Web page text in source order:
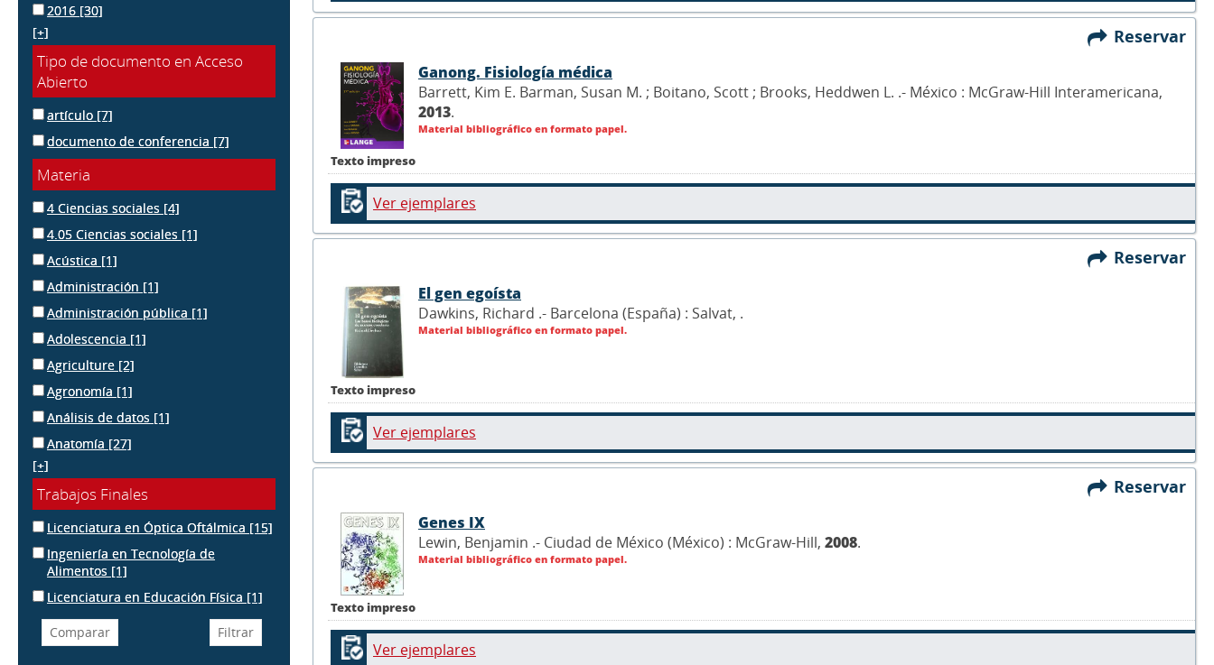
2016 [30]
[+]
Tipo de documento en Acceso
Abierto
artículo [7]
documento de conferencia [7]
Materia
4 Ciencias sociales [4]
4.05 Ciencias sociales [1]
Acústica [1]
Administración [1]
Administración pública [1]
Adolescencia [1]
Agriculture [2]
Agronomía [1]
Análisis de datos [1]
Anatomía [27]
[+]
Trabajos Finales
Licenciatura en Óptica Oftálmica [15]
Ingeniería en Tecnología de
Alimentos [1]
Licenciatura en Educación Física [1]
Reservar
Texto impreso
Ganong. Fisiología médica
Barrett, Kim E. Barman, Susan M. ; Boitano, Scott ; Brooks, Heddwen L. .- México : McGraw-Hill Interamericana,
2013.
Material bibliográfico en formato papel.
Ver ejemplares
Reservar
Texto impreso
El gen egoísta
Dawkins, Richard .- Barcelona (España) : Salvat, .
Material bibliográfico en formato papel.
Ver ejemplares
Reservar
Texto impreso
Genes IX
Lewin, Benjamin .- Ciudad de México (México) : McGraw-Hill, 2008.
Material bibliográfico en formato papel.
Ver ejemplares